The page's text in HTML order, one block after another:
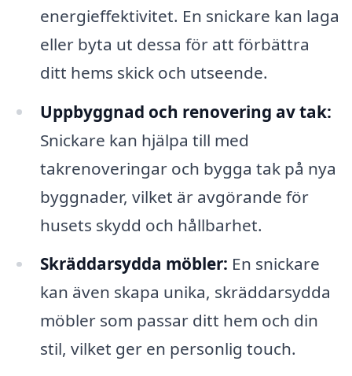
energieffektivitet. En snickare kan laga
eller byta ut dessa för att förbättra
ditt hems skick och utseende.
Uppbyggnad och renovering av tak:
Snickare kan hjälpa till med
takrenoveringar och bygga tak på nya
byggnader, vilket är avgörande för
husets skydd och hållbarhet.
Skräddarsydda möbler: En snickare
kan även skapa unika, skräddarsydda
möbler som passar ditt hem och din
stil, vilket ger en personlig touch.